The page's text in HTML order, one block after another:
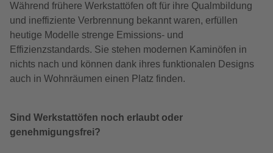
Während frühere Werkstattöfen oft für ihre Qualmbildung
und ineffiziente Verbrennung bekannt waren, erfüllen
heutige Modelle strenge Emissions- und
Effizienzstandards. Sie stehen modernen Kaminöfen in
nichts nach und können dank ihres funktionalen Designs
auch in Wohnräumen einen Platz finden.
Sind Werkstattöfen noch erlaubt oder
genehmigungsfrei?